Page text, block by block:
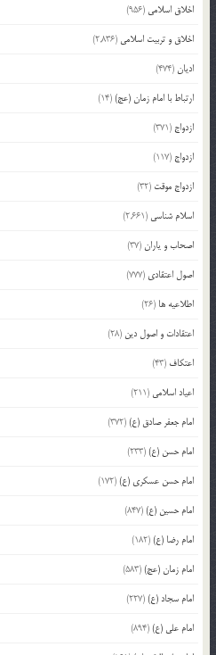
اخلاق اسلامی (956)
اخلاق و تربیت اسلامی (2,836)
ادیان(474)
ارتباط با امام زمان (عج)(14)
ازدواج (371)
ازدواج (117)
ازدواج موقت (32)
اسلام شناسی (2,661)
اصحاب و یاران(37)
اصول اعتقادی (777)
اطلاعیه ها (26)
اعتقادات و اصول دین (28)
اعتکاف (43)
اعیاد اسلامی (211)
امام جعفر صادق (ع)(372)
امام حسن (ع)(233)
امام حسن عسکری (ع)(172)
امام حسین (ع)(847)
امام رضا (ع)(182)
امام زمان (عج)(583)
امام سجاد (ع)(227)
امام علی (ع)(894)